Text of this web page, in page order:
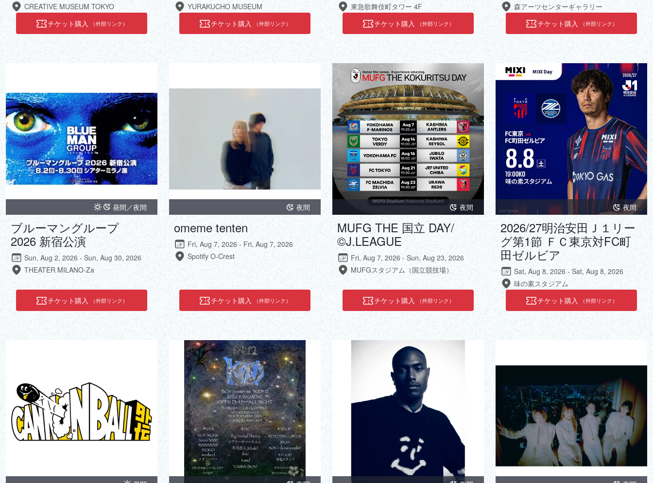
CREATIVE MUSEUM TOKYO
チケット購入
（外部リンク）
YURAKUCHO MUSEUM
チケット購入
（外部リンク）
東急歌舞伎町タワー 4F
チケット購入
（外部リンク）
森アーツセンターギャラリー
チケット購入
（外部リンク）
昼間／夜間
ブルーマングループ
2026 新宿公演
Sun, Aug 2, 2026 - Sun, Aug 30, 2026
THEATER MILANO-Za
チケット購入 （外部リンク）
夜間
omeme tenten
Fri, Aug 7, 2026 - Fri, Aug 7, 2026
Spotify O-Crest
チケット購入 （外部リンク）
夜間
MUFG THE 国立 DAY/
©J.LEAGUE
Fri, Aug 7, 2026 - Sun, Aug 23, 2026
MUFGスタジアム（国立競技場）
チケット購入 （外部リンク）
夜間
2026/27明治安田Ｊ１リー
グ第1節 ＦＣ東京対FC町
田ゼルビア
Sat, Aug 8, 2026 - Sat, Aug 8, 2026
味の素スタジアム
チケット購入
（外部リンク）